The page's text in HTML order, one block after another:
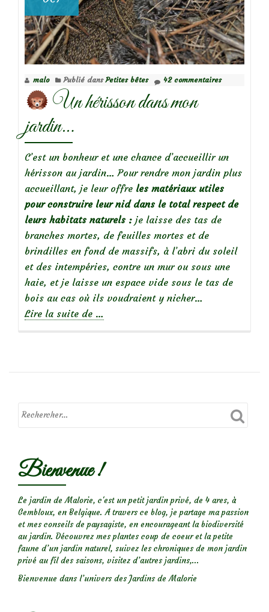
malo Publié dansPetites bêtes 42 commentaires
Un hérisson dans mon
jardin…
C’est un bonheur et une chance d’accueillir un
hérisson au jardin… Pour rendre mon jardin plus
accueillant, je leur offre les matériaux utiles
pour construire leur nid dans le total respect de
leurs habitats naturels : je laisse des tas de
branches mortes, de feuilles mortes et de
brindilles en fond de massifs, à l’abri du soleil
et des intempéries, contre un mur ou sous une
haie, et je laisse un espace vide sous le tas de
bois au cas où ils voudraient y nicher…
Lire la suite de
Un
dans
…
Bienvenue !
Le jardin de Malorie, c'est un petit jardin privé, de 4 ares, à
Gembloux, en Belgique. A travers ce blog, je partage ma passion
et mes conseils de paysagiste, en encourageant la biodiversité
au jardin. Découvrez mes plantes coup de coeur et la petite
faune d’un jardin naturel, suivez les chroniques de mon jardin
privé au fil des saisons, visitez d’autres jardins,...
Bienvenue dans l’univers des Jardins de Malorie